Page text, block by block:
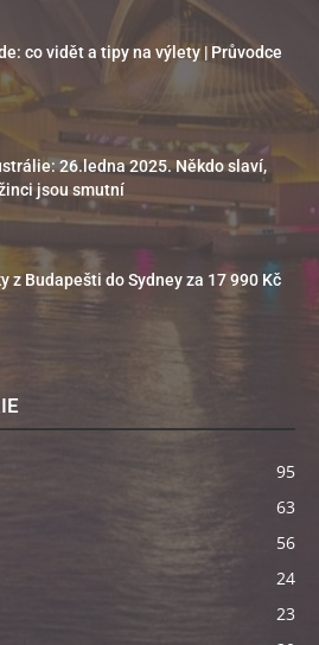
co vidět a tipy na výlety | Průvodce
26.ledna 2025. Někdo slaví,
jsou smutní
z Budapešti do Sydney za 17 990 Kč
95
63
56
24
23